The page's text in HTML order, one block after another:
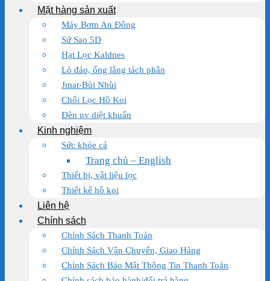
Mặt hàng sản xuất
Máy Bơm An Đông
Sứ Sao 5D
Hạt Lọc Kaldnes
Lò đảo, ống lắng tách phân
Jmat-Bùi Nhùi
Chổi Lọc Hồ Koi
Đèn uv diệt khuẩn
Kinh nghiệm
Sức khỏe cá
Trang chủ – English
Thiết bị, vật liệu lọc
Thiết kế hồ koi
Liên hệ
Chính sách
Chính Sách Thanh Toán
Chính Sách Vận Chuyển, Giao Hàng
Chính Sách Bảo Mật Thông Tin Thanh Toán